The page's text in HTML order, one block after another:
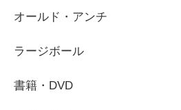
オールド・アンチ
ラージボール
書籍・DVD